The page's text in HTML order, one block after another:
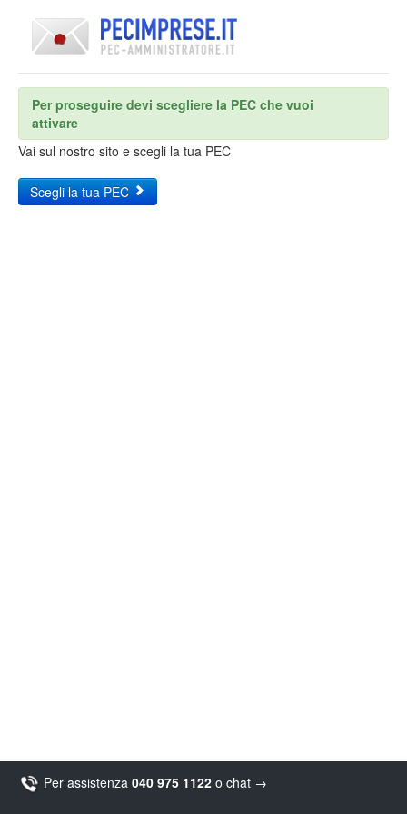
Per proseguire devi scegliere la PEC che vuoi
attivare
Vai sul nostro sito e scegli la tua PEC
Scegli la tua PEC
Per assistenza 040 975 1122 o chat →